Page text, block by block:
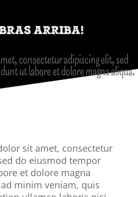
ARRIBA!
consectetur adipiscing elit, sed
ut labore et dolore magna aliqua.
sit amet, consectetur
do eiusmod tempor
et dolore magna
minim veniam, quis